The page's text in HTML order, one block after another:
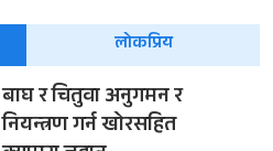
लोकप्रिय
बाघ र चितुवा अनुगमन र
नियन्त्रण गर्न खोरसहित